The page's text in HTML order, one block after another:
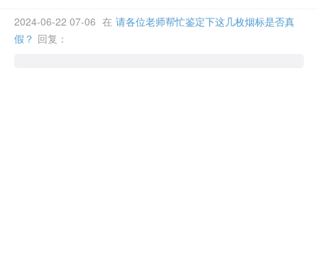
2024-06-22 07-06 在 请各位老师帮忙鉴定下这几枚烟标是否真
假？ 回复：